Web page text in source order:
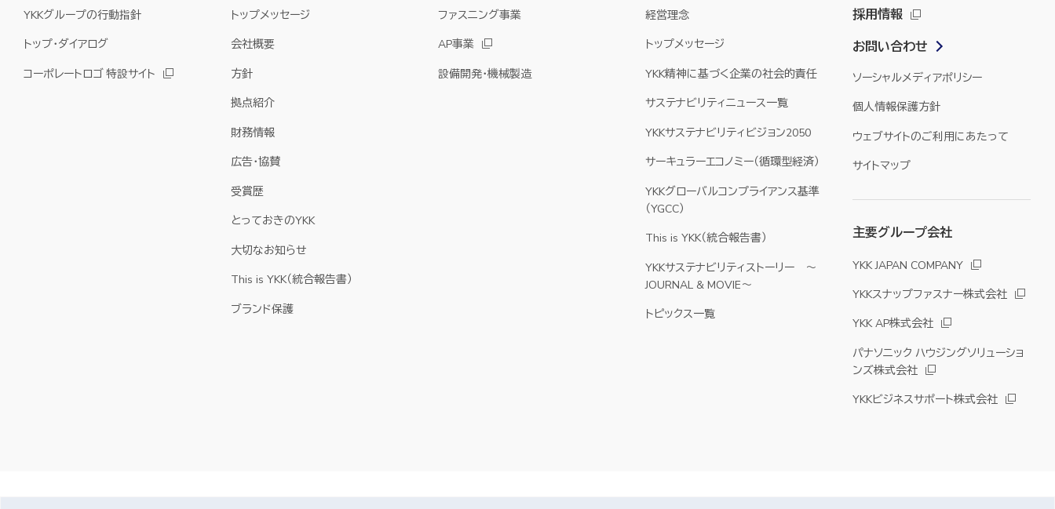
YKKグループの行動指針
トップ・ダイアログ
コーポレートロゴ 特設サイト
トップメッセージ
会社概要
方針
拠点紹介
財務情報
広告・協賛
受賞歴
とっておきのYKK
大切なお知らせ
This is YKK（統合報告書）
ブランド保護
ファスニング事業
AP事業
設備開発・機械製造
経営理念
トップメッセージ
YKK精神に基づく企業の社会的責任
サステナビリティニュース一覧
YKKサステナビリティビジョン2050
サーキュラーエコノミー（循環型経済）
YKKグローバルコンプライアンス基準
（YGCC）
This is YKK（統合報告書）
YKKサステナビリティストーリー ～
JOURNAL & MOVIE～
トピックス一覧
採用情報
お問い合わせ
ソーシャルメディアポリシー
個人情報保護方針
ウェブサイトのご利用にあたって
サイトマップ
主要グループ会社
YKK JAPAN COMPANY
YKKスナップファスナー株式会社
YKK AP株式会社
パナソニック ハウジングソリューショ
ンズ株式会社
YKKビジネスサポート株式会社